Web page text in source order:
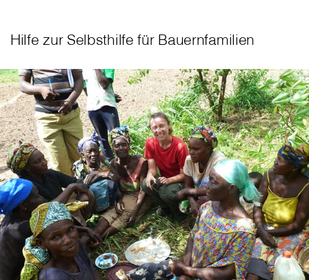
Hilfe zur Selbsthilfe für Bauernfamilien